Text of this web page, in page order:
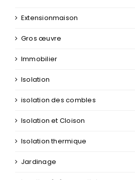
Extensionmaison
Gros œuvre
Immobilier
Isolation
isolation des combles
Isolation et Cloison
Isolation thermique
Jardinage